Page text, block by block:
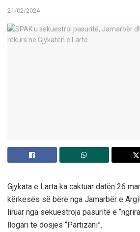
21/02/2024
Gjykata e Larta ka caktuar datën 26
kërkesës së bërë nga Jamarbër e
liruar nga sekuestroja pasuritë e
llogari të dosjes “Partizani”.